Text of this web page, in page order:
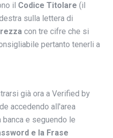
il Codice Titolare (il
sulla lettera di
con tre cifre che si
pertanto tenerli a
già ora a Verified by
accedendo all'area
e seguendo le
e la Frase